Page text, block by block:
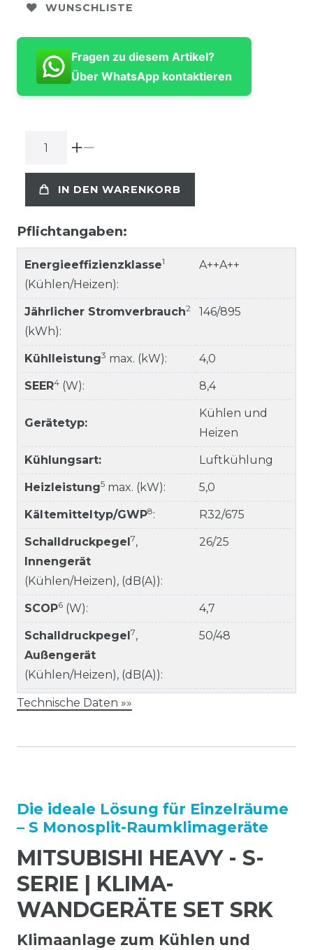
WUNSCHLISTE
Fragen zu diesem Artikel?
Über WhatsApp kontaktieren
IN DEN WARENKORB
Pflichtangaben:
Energieeffizienzklasse1
(Kühlen/Heizen):
A++A++
Jährlicher Stromverbrauch2
(kWh):
146/895
Kühlleistung3 max. (kW): 4,0
SEER4 (W): 8,4
Gerätetyp:
Kühlen und
Heizen
Kühlungsart: Luftkühlung
Heizleistung5 max. (kW): 5,0
Kältemitteltyp/GWP8: R32/675
Schalldruckpegel 7,
Innengerät
(Kühlen/Heizen), (dB(A)):
26/25
SCOP6 (W): 4,7
Schalldruckpegel 7,
Außengerät
(Kühlen/Heizen), (dB(A)):
50/48
Technische Daten »»
Die ideale Lösung für Einzelräume
– S Monosplit-Raumklimageräte
MITSUBISHI HEAVY - S-
SERIE | KLIMA-
WANDGERÄTE SET SRK
Klimaanlage zum Kühlen und